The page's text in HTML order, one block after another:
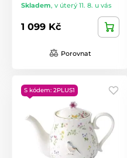
Skladem, v úterý 11. 8. u vás
1 099 Kč
Porovnat
S kódem: 2PLUS1